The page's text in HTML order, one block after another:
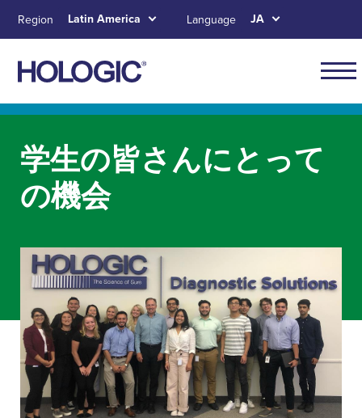
content
Skip to main content
Skip to main menu tabs for megamenu
Skip to sitemap
Region Latin America Language JA
for
Latin
学生の皆さんにとって
の機会